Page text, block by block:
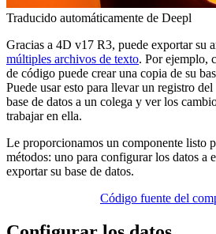
Traducido automáticamente de Deepl
Gracias a 4D v17 R3, puede exportar su
múltiples archivos de texto. Por ejemplo,
de código puede crear una copia de su
Puede usar esto para llevar un registro
base de datos a un colega y ver los
trabajar en ella.
Le proporcionamos un componente listo
métodos: uno para configurar los datos a
exportar su base de datos.
Código fuente del